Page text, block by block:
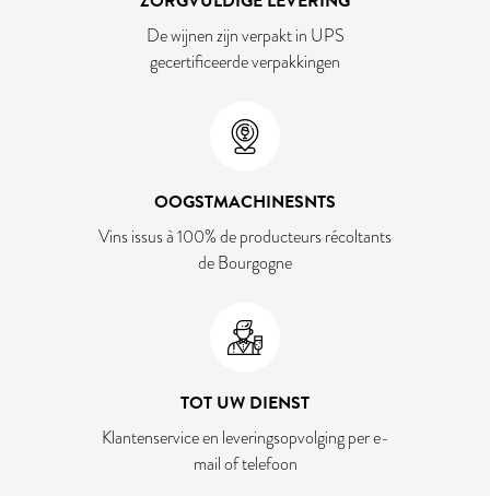
De wijnen zijn verpakt in UPS
gecertificeerde verpakkingen
OOGSTMACHINESNTS
Vins issus à 100% de producteurs récoltants
de Bourgogne
TOT UW DIENST
Klantenservice en leveringsopvolging per e-
mail of telefoon